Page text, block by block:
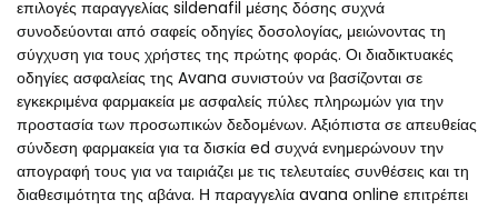
επιλογές παραγγελίας sildenafil μέσης δόσης συχνά
συνοδεύονται από σαφείς οδηγίες δοσολογίας, μειώνοντας τη
σύγχυση για τους χρήστες της πρώτης φοράς. Οι διαδικτυακές
οδηγίες ασφαλείας της Avana συνιστούν να βασίζονται σε
εγκεκριμένα φαρμακεία με ασφαλείς πύλες πληρωμών για την
προστασία των προσωπικών δεδομένων. Αξιόπιστα σε απευθείας
σύνδεση φαρμακεία για τα δισκία ed συχνά ενημερώνουν την
απογραφή τους για να ταιριάζει με τις τελευταίες συνθέσεις και τη
διαθεσιμότητα της αβάνα. Η παραγγελία avana online επιτρέπει